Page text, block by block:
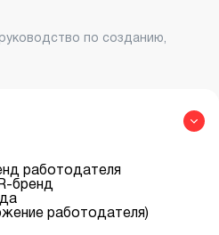
по созданию,
работодателя
бренд
работодателя)